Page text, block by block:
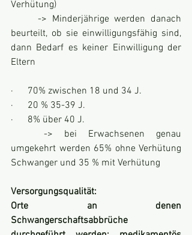
Verhütung)
beurteilt, ob sie einwilligungsfähig sind,
dann Bedarf es keiner Einwilligung der
Eltern
·      70% zwischen 18 und 34 J.
·      20 % 35-39 J.
·      8% über 40 J.
umgekehrt werden 65% ohne Verhütung
Schwanger und 35 % mit Verhütung
Versorgungsqualität:
Orte an denen
Schwangerschaftsabbrüche